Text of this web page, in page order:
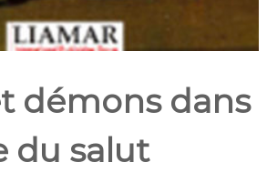
démons dans
du salut